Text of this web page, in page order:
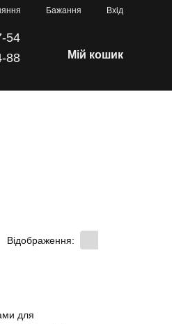
Бажання Вхід
54
88
Мій кошик
Відображення:
для